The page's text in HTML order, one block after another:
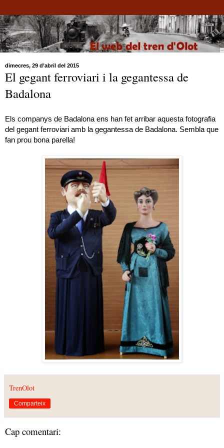
dimecres, 29 d’abril del 2015
El gegant ferroviari i la gegantessa de
Badalona
Els companys de Badalona ens han fet arribar aquesta fotografia
del gegant ferroviari amb la gegantessa de Badalona. Sembla que
fan prou bona parella!
TrenOlot
Comparteix
Cap comentari: